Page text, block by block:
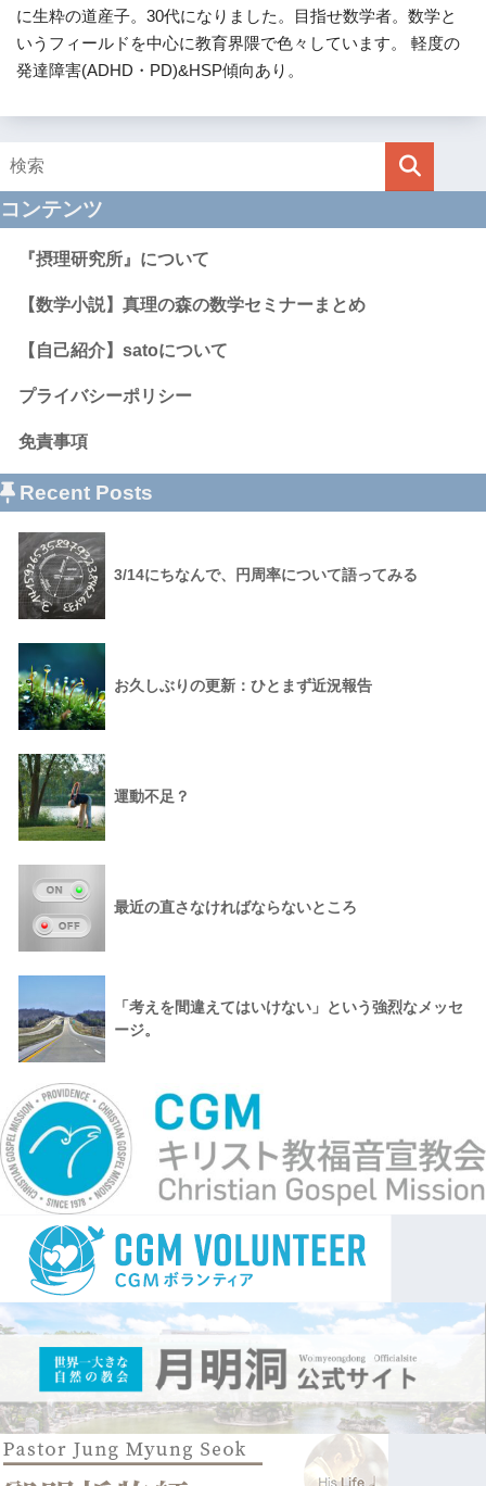
に生粋の道産子。30代になりました。目指せ数学者。数学と
いうフィールドを中心に教育界隈で色々しています。 軽度の
発達障害(ADHD・PD)&HSP傾向あり。
コンテンツ
『摂理研究所』について
【数学小説】真理の森の数学セミナーまとめ
【自己紹介】satoについて
プライバシーポリシー
免責事項
Recent Posts
3/14にちなんで、円周率について語ってみる
お久しぶりの更新：ひとまず近況報告
運動不足？
最近の直さなければならないところ
「考えを間違えてはいけない」という強烈なメッセ
ージ。